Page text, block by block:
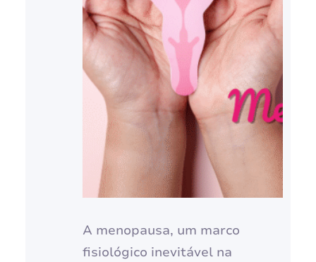
A menopausa, um marco
fisiológico inevitável na